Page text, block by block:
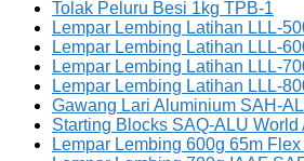
Tolak Peluru Besi 1kg TPB-1
Lempar Lembing Latihan LLL-
Lempar Lembing Latihan LLL-
Lempar Lembing Latihan LLL-
Lempar Lembing Latihan LLL-
Gawang Lari Aluminium SAH-
Starting Blocks SAQ-ALU World
Lempar Lembing 600g 65m